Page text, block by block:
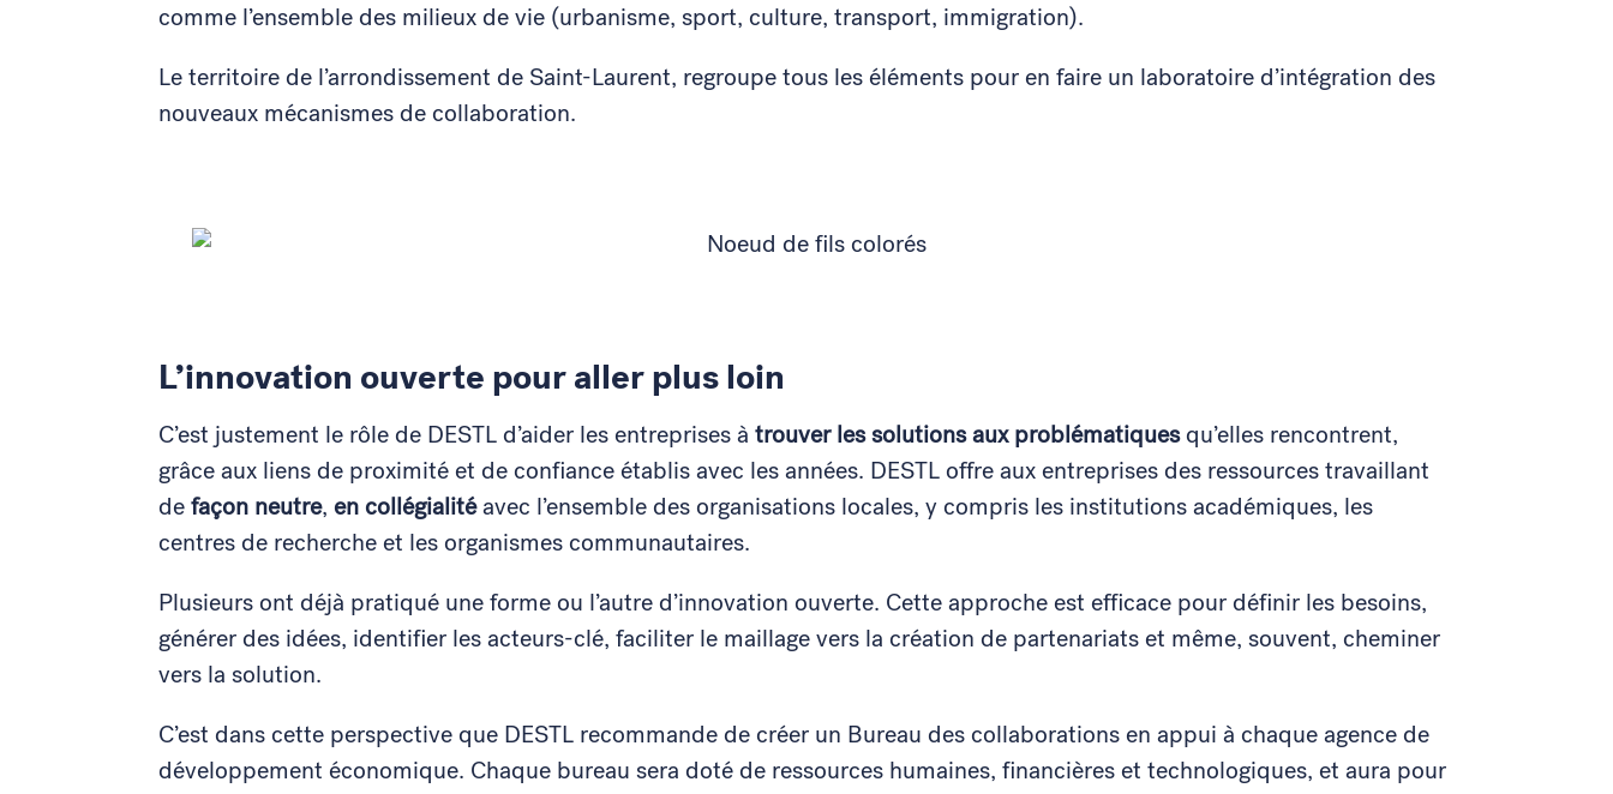
comme l’ensemble des milieux de vie (urbanisme, sport, culture, transport, immigration).
Le territoire de l’arrondissement de Saint-Laurent, regroupe tous les éléments pour en faire un laboratoire d’intégration des
nouveaux mécanismes de collaboration.
L’innovation ouverte pour aller plus loin
C’est justement le rôle de DESTL d’aider les entreprises à trouver les solutions aux problématiquesqu’elles rencontrent,
grâce aux liens de proximité et de confiance établis avec les années. DESTL offre aux entreprises des ressources travaillant
defaçon neutre, en collégialitéavec l’ensemble des organisations locales, y compris les institutions académiques, les
centres de recherche et les organismes communautaires.
Plusieurs ont déjà pratiqué une forme ou l’autre d’innovation ouverte. Cette approche est efficace pour définir les besoins,
générer des idées, identifier les acteurs-clé, faciliter le maillage vers la création de partenariats et même, souvent, cheminer
vers la solution.
C’est dans cette perspective que DESTL recommande de créer un Bureau des collaborations en appui à chaque agence de
développement économique. Chaque bureau sera doté de ressources humaines, financières et technologiques, et aura pour